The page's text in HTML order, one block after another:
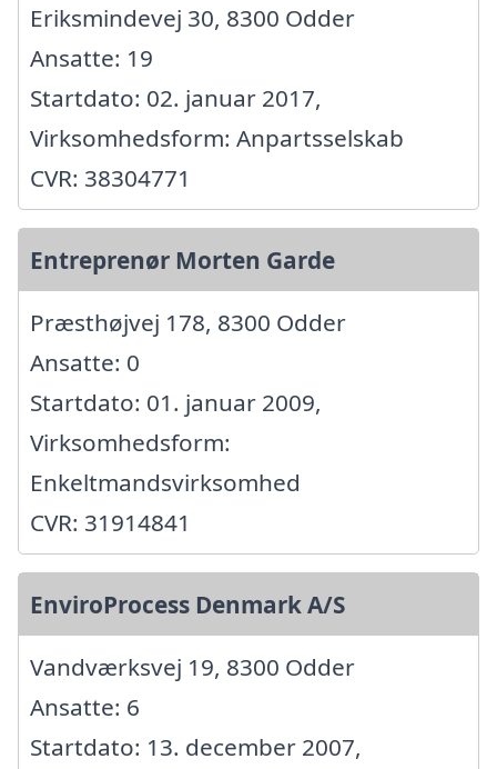
Eriksmindevej 30, 8300 Odder
Ansatte: 19
Startdato: 02. januar 2017,
Virksomhedsform: Anpartsselskab
CVR: 38304771
Entreprenør Morten Garde
Præsthøjvej 178, 8300 Odder
Ansatte: 0
Startdato: 01. januar 2009,
Virksomhedsform:
Enkeltmandsvirksomhed
CVR: 31914841
EnviroProcess Denmark A/S
Vandværksvej 19, 8300 Odder
Ansatte: 6
Startdato: 13. december 2007,